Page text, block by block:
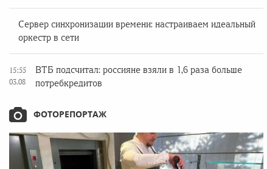
Сервер синхронизации времени: настраиваем идеальный
оркестр в сети
15:55
03.08
ВТБ подсчитал: россияне взяли в 1,6 раза больше
потребкредитов
ФОТОРЕПОРТАЖ